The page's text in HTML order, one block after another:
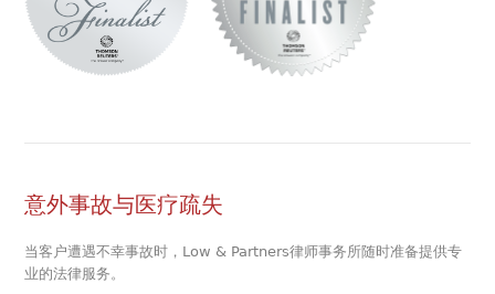
意外事故与医疗疏失
当客户遭遇不幸事故时，Low & Partners律师事务所随时准备提供专
业的法律服务。